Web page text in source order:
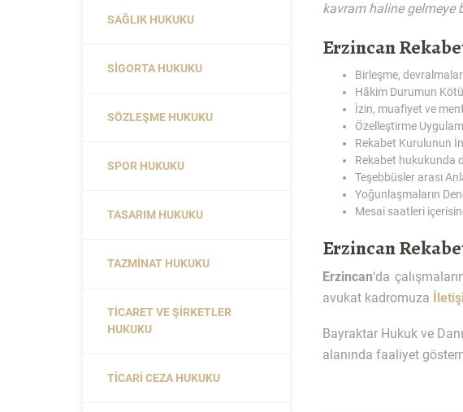
kavram haline gelmeye
Erzincan
Birleşme,
Hâkim Durumun
İzin, muafiyet ve
Özelleştirme
Rekabet Kurulunun
Rekabet hukukunda
Teşebbüsler arası
Yoğunlaşmaların
Mesai saatleri
Erzincan
Erzincan‘da
avukat kadromuza
Bayraktar Hukuk ve
alanında faaliyet
SAĞLIK HUKUKU
SIGORTA HUKUKU
SÖZLEŞME HUKUKU
SPOR HUKUKU
TASARIM HUKUKU
TAZMINAT HUKUKU
TICARET VE ŞIRKETLER
HUKUKU
TICARI CEZA HUKUKU